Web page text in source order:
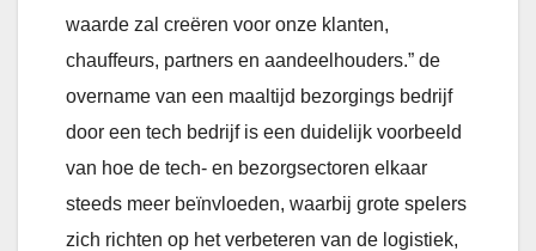
waarde zal creëren voor onze klanten,
chauffeurs, partners en aandeelhouders.” de
overname van een maaltijd bezorgings bedrijf
door een tech bedrijf is een duidelijk voorbeeld
van hoe de tech- en bezorgsectoren elkaar
steeds meer beïnvloeden, waarbij grote spelers
zich richten op het verbeteren van de logistiek,